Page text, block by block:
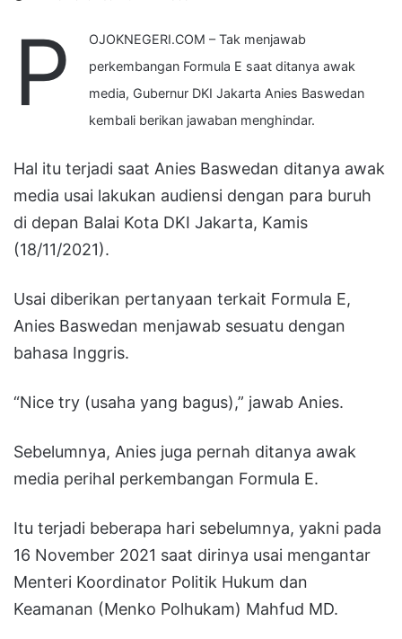
P
OJOKNEGERI.COM – Tak menjawab
perkembangan Formula E saat ditanya awak
media, Gubernur DKI Jakarta Anies Baswedan
kembali berikan jawaban menghindar.
Hal itu terjadi saat Anies Baswedan ditanya awak
media usai lakukan audiensi dengan para buruh
di depan Balai Kota DKI Jakarta, Kamis
(18/11/2021).
Usai diberikan pertanyaan terkait Formula E,
Anies Baswedan menjawab sesuatu dengan
bahasa Inggris.
“Nice try (usaha yang bagus),” jawab Anies.
Sebelumnya, Anies juga pernah ditanya awak
media perihal perkembangan Formula E.
Itu terjadi beberapa hari sebelumnya, yakni pada
16 November 2021 saat dirinya usai mengantar
Menteri Koordinator Politik Hukum dan
Keamanan (Menko Polhukam) Mahfud MD.